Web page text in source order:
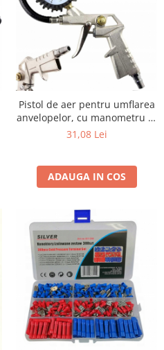
Pistol de aer pentru umflarea
anvelopelor, cu manometru 0-
16 bari
31,08 Lei
ADAUGA IN COS